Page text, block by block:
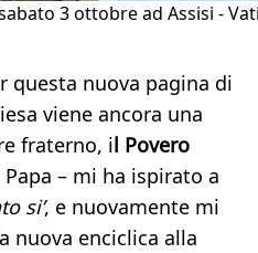
3 ottobre ad Assisi -
questa nuova pagina di
viene ancora una
fraterno, il Povero
– mi ha ispirato a
si’, e nuovamente mi
nuova enciclica alla